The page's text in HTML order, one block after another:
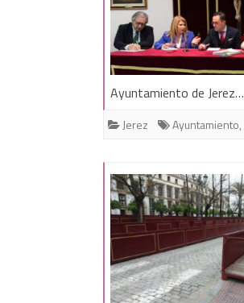
Ayuntamiento de Jerez…
Jerez Ayuntamiento,